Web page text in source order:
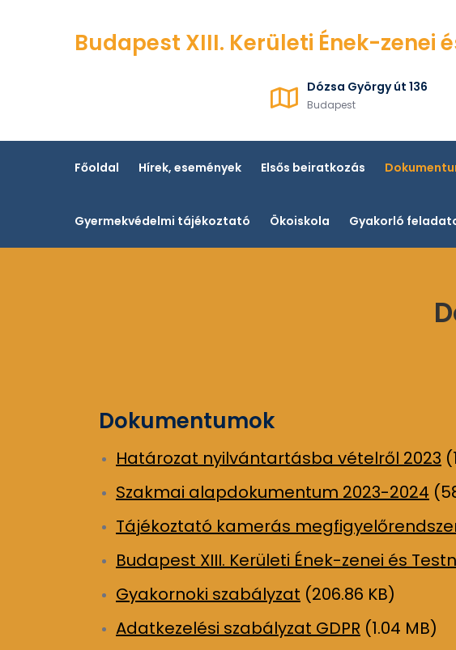
Budapest XIII. Kerületi Ének-zenei
Dózsa György út 136
Budapest
Főoldal Hírek, események Elsős beiratkozás
Gyermekvédelmi tájékoztató Ökoiskola Gyakorló
Dokumentumok
Határozat nyilvántartásba vételről 2023
Szakmai alapdokumentum 2023-2024
Tájékoztató kamerás
Budapest XIII. Kerületi Ének-zenei és
Gyakornoki szabályzat (206.86 KB)
Adatkezelési szabályzat GDPR (1.04 MB)